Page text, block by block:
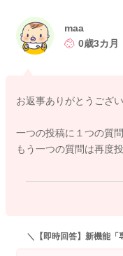
どうぞよろしくお願いし
ありませんが、下記を
【1つの投稿に質問はひ
大変恐縮ではございま
maa
0歳3カ月
お返事ありがとうござい
一つの投稿に１つの質
もう一つの質問は再度
＼【即時回答】新機能「